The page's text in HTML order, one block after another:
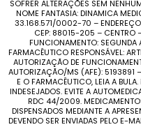
SOFRER ALTERAÇÕES SEM
NOME FANTASIA: DINAMICA
33.168.571/0002-70 –
CEP: 88015-205 – CENTRO
FUNCIONAMENTO:
FARMACÊUTICO RESPONSÁVEL:
AUTORIZAÇÃO DE
AUTORIZAÇÃO/MS (AFE): 5193891
E O FARMACÊUTICO, LEIA A
INDESEJADOS. EVITE A
RDC 44/2009.
DISPENSADOS MEDIANTE A
DEVENDO SER ENVIADAS PELO E-